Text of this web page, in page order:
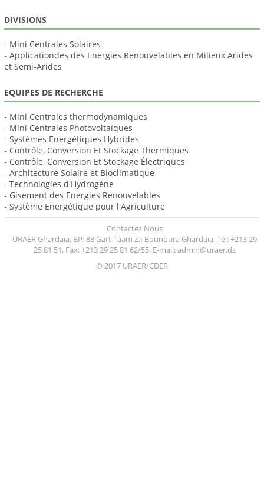
DIVISIONS
- Mini Centrales Solaires
- Applicationdes des Energies Renouvelables en Milieux Arides
et Semi-Arides
EQUIPES DE RECHERCHE
- Mini Centrales thermodynamiques
- Mini Centrales Photovoltaïques
- Systèmes Energétiques Hybrides
- Contrôle, Conversion Et Stockage Thermiques
- Contrôle, Conversion Et Stockage Électriques
- Architecture Solaire et Bioclimatique
- Technologies d'Hydrogène
- Gisement des Energies Renouvelables
- Système Energétique pour l'Agriculture
Contactez Nous
URAER Ghardaïa, BP: 88 Gart Taam Z.I Bounoura Ghardaïa, Tel: +213 29
25 81 51, Fax: +213 29 25 81 62/55, E-mail: admin@uraer.dz
© 2017 URAER/CDER